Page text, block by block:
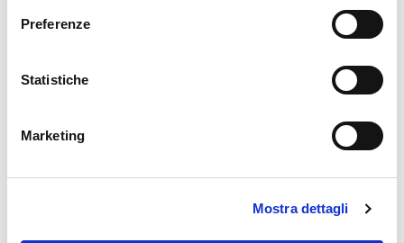
Preferenze
Statistiche
Marketing
Mostra dettagli